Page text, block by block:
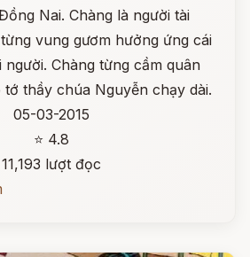
Nai. Chàng là người tài
vung gươm hưởng ứng cái
người. Chàng từng cầm quân
thầy chúa Nguyễn chạy dài.
05-03-2015
⭐ 4.8
11,193 lượt đọc